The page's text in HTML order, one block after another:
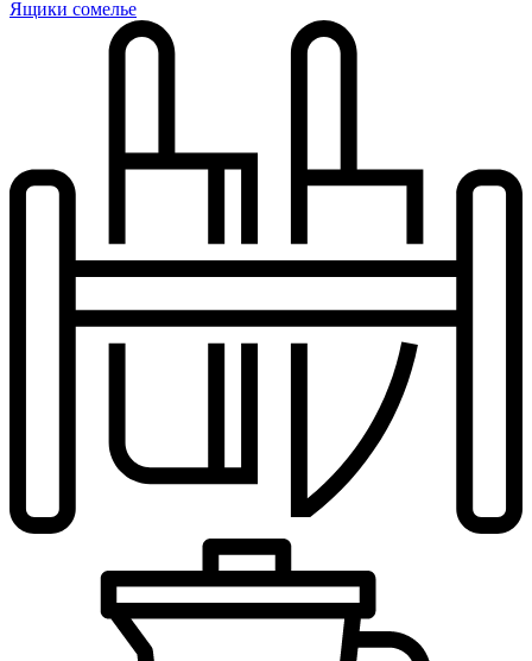
Ящики сомелье